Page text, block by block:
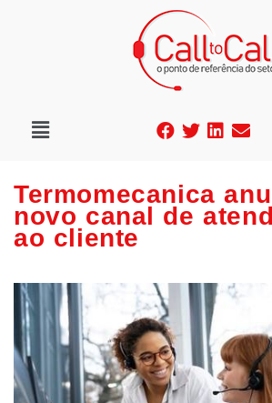
Termomecanica
novo canal de
ao cliente